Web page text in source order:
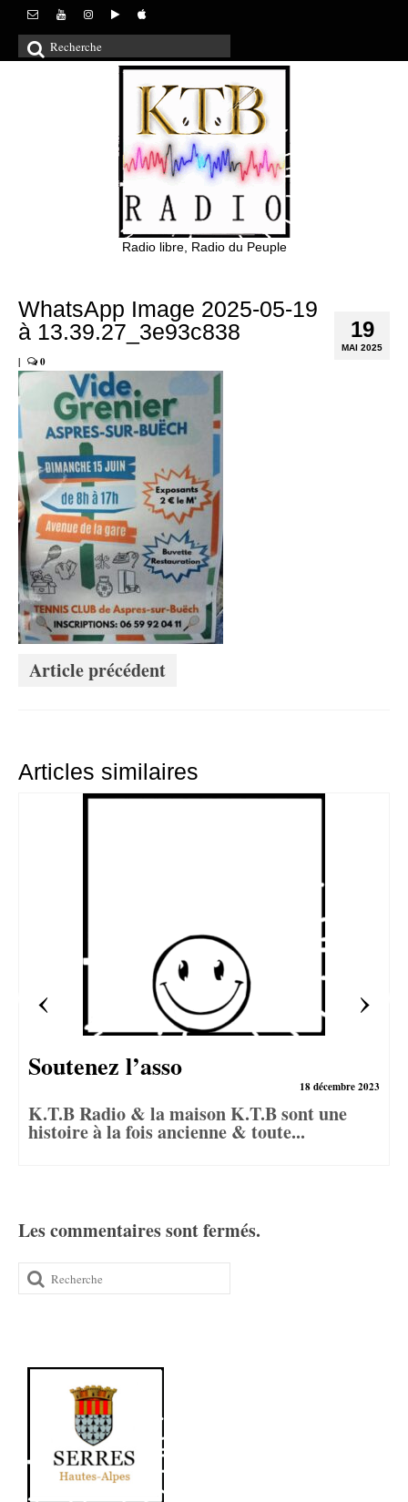
Rechercher
:
Radio libre, Radio du Peuple
19
MAI 2025
WhatsApp Image 2025-05-19
à 13.39.27_3e93c838
| 0
Article précédent
Articles similaires
Soutenez l’asso
18 décembre 2023
K.T.B Radio & la maison K.T.B sont une
histoire à la fois ancienne & toute...
Les commentaires sont fermés.
Rechercher
: